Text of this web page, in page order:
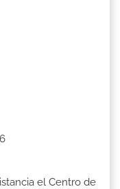
el Centro de